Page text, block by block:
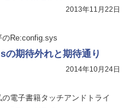
2013年11月22日
のRe:config.sys
の期待外れと期待通り
2014年10月24日
の電子書籍タッチアンドトライ